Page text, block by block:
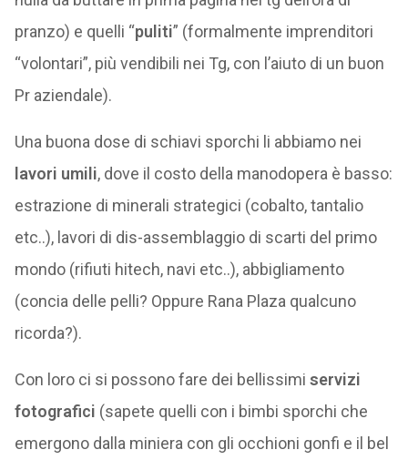
pranzo) e quelli “puliti” (formalmente imprenditori
“volontari”, più vendibili nei Tg, con l’aiuto di un buon
Pr aziendale).
Una buona dose di schiavi sporchi li abbiamo nei
lavori umili, dove il costo della manodopera è basso:
estrazione di minerali strategici (cobalto, tantalio
etc..), lavori di dis-assemblaggio di scarti del primo
mondo (rifiuti hitech, navi etc..), abbigliamento
(concia delle pelli? Oppure Rana Plaza qualcuno
ricorda?).
Con loro ci si possono fare dei bellissimi servizi
fotografici (sapete quelli con i bimbi sporchi che
emergono dalla miniera con gli occhioni gonfi e il bel